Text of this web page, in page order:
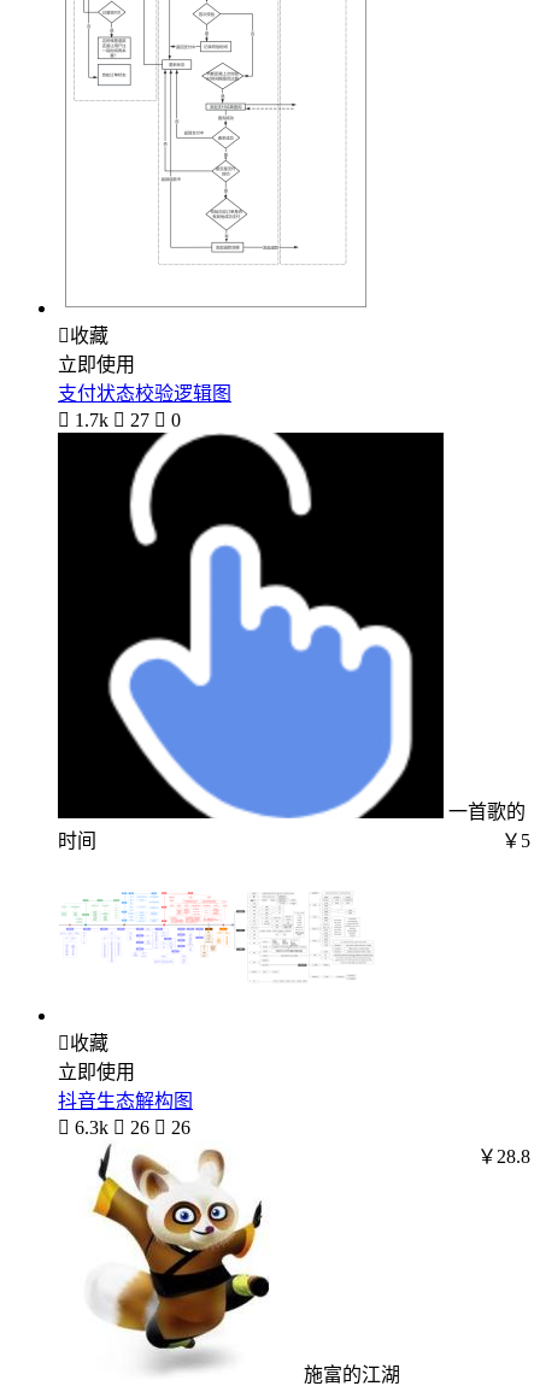
收藏
立即使用
支付状态校验逻辑图
 1.7k  27  0
一首歌的
时间
￥5
收藏
立即使用
抖音生态解构图
 6.3k  26  26
施富的江湖
￥28.8